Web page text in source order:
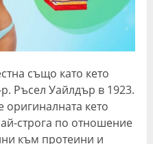
също като кето
Ръсел Уайлдър в 1923.
оригиналната кето
строга по отношение
към протеини и